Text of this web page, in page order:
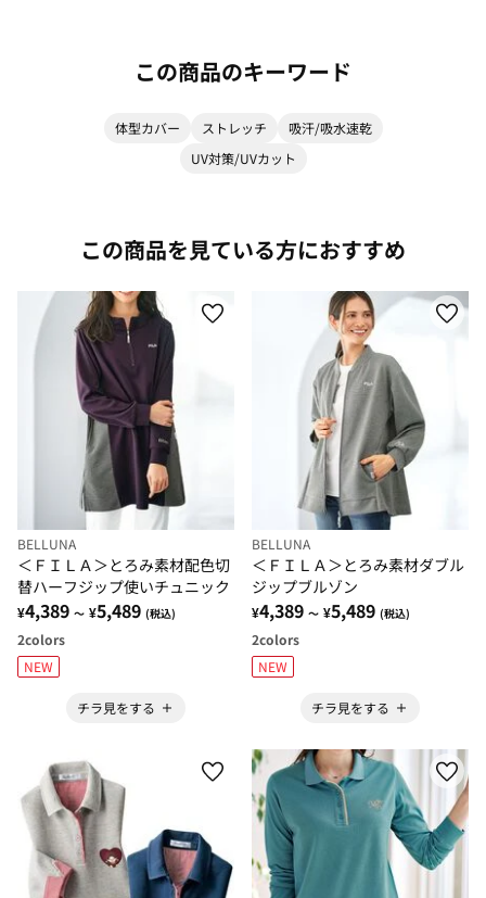
この商品のキーワード
体型カバー ストレッチ
吸汗/吸水速乾
UV対策/UVカット
この商品を見ている方におすすめ
BELLUNA
＜ＦＩＬＡ＞とろみ素材配色切
替ハーフジップ使いチュニック
¥4,389 ～ ¥5,489 (税込)
2colors
NEW
チラ見をする
BELLUNA
＜ＦＩＬＡ＞とろみ素材ダブル
ジップブルゾン
¥4,389 ～ ¥5,489 (税込)
2colors
NEW
チラ見をする